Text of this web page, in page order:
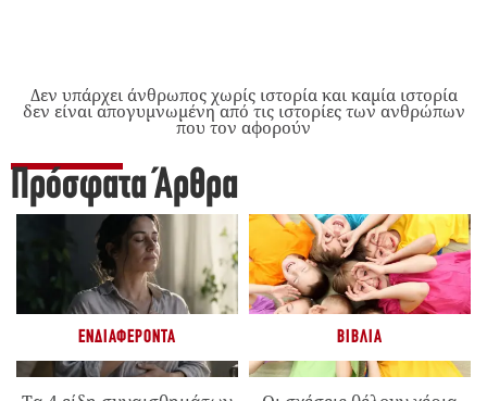
Δεν υπάρχει άνθρωπος χωρίς ιστορία και καμία ιστορία
δεν είναι απογυμνωμένη από τις ιστορίες των ανθρώπων
που τον αφορούν
Πρόσφατα Άρθρα
ΕΝΔΙΑΦΈΡΟΝΤΑ ΒΙΒΛΊΑ